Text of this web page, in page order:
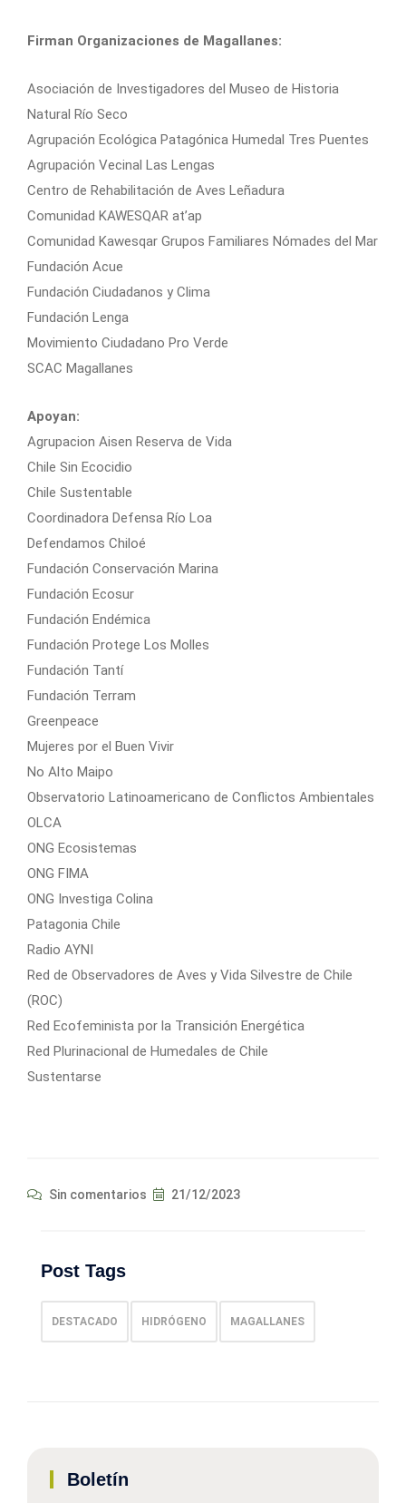
Firman Organizaciones de Magallanes:
Asociación de Investigadores del Museo de Historia
Natural Río Seco
Agrupación Ecológica Patagónica Humedal Tres Puentes
Agrupación Vecinal Las Lengas
Centro de Rehabilitación de Aves Leñadura
Comunidad KAWESQAR at’ap
Comunidad Kawesqar Grupos Familiares Nómades del Mar
Fundación Acue
Fundación Ciudadanos y Clima
Fundación Lenga
Movimiento Ciudadano Pro Verde
SCAC Magallanes
Apoyan:
Agrupacion Aisen Reserva de Vida
Chile Sin Ecocidio
Chile Sustentable
Coordinadora Defensa Río Loa
Defendamos Chiloé
Fundación Conservación Marina
Fundación Ecosur
Fundación Endémica
Fundación Protege Los Molles
Fundación Tantí
Fundación Terram
Greenpeace
Mujeres por el Buen Vivir
No Alto Maipo
Observatorio Latinoamericano de Conflictos Ambientales
OLCA
ONG Ecosistemas
ONG FIMA
ONG Investiga Colina
Patagonia Chile
Radio AYNI
Red de Observadores de Aves y Vida Silvestre de Chile
(ROC)
Red Ecofeminista por la Transición Energética
Red Plurinacional de Humedales de Chile
Sustentarse
Sin comentarios 21/12/2023
Post Tags
DESTACADO HIDRÓGENO MAGALLANES
Boletín